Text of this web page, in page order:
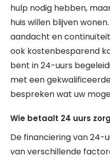
hulp nodig hebben,
huis willen blijven
aandacht en
ook kostenbesparend
bent in 24-uurs
met een
bespreken wat uw
Wie betaalt 24 uurs
De financiering van 24-
van verschillende